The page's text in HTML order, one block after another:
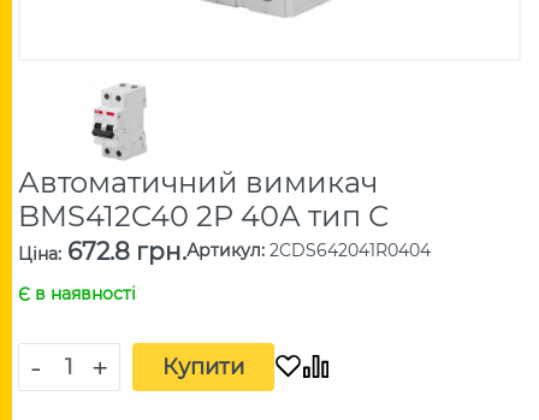
Автоматичний вимикач
BMS412C40 2P 40А тип С
Ціна: 672.8 грн.Артикул: 2CDS642041R0404
Є в наявності
- + Купити